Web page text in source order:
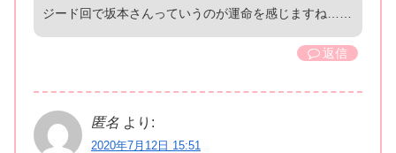
ジード回で坂本さんっていうのが運命を感じますね……
返信
匿名 より:
2020年7月12日 15:51